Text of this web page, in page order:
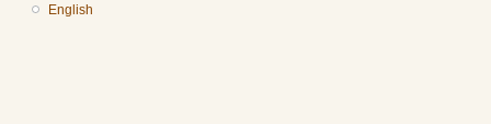
English